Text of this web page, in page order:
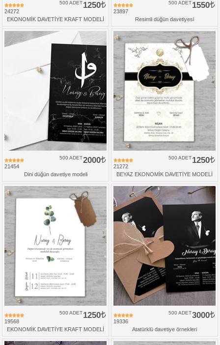
24272
1250
500 ADET
EKONOMİK DAVETİYE KRAFT MODELİ
23897
1550
500 ADET
Resimli düğün davetiyesi
21454
2000
500 ADET
Dini düğün davetiye modeli
21272
1250
500 ADET
BEYAZ EKONOMİK DAVETİYE MODELİ
19568
1250
500 ADET
EKONOMİK DAVETİYE KRAFT MODELİ
19336
3000
500 ADET
Atatürklü davetiye örnekleri